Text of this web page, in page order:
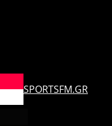
SPORTSFM.GR